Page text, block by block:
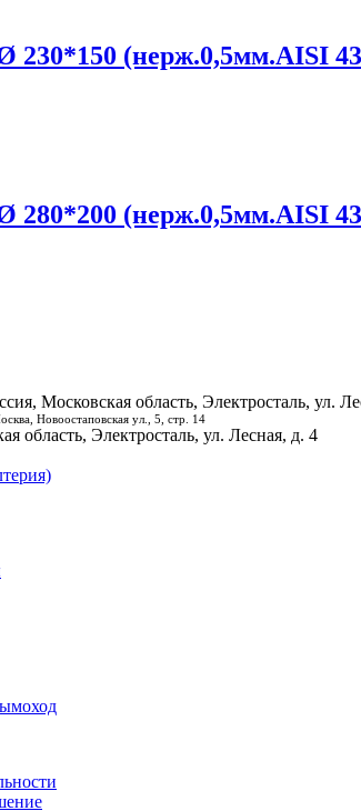
230*150 (нерж.0,5мм.AISI
280*200 (нерж.0,5мм.AISI
Московская область, Электросталь, ул.
Новоостаповская ул., 5, стр. 14
область, Электросталь, ул. Лесная, д. 4